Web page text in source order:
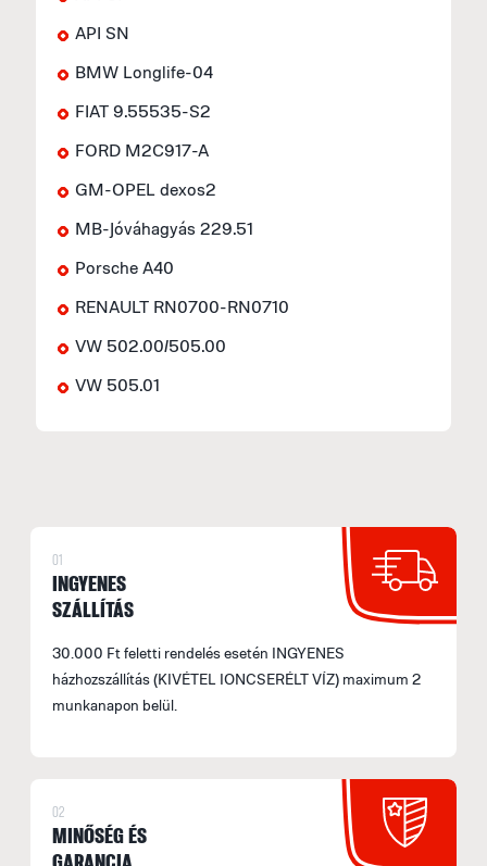
API SN
BMW Longlife-04
FIAT 9.55535-S2
FORD M2C917-A
GM-OPEL dexos2
MB-Jóváhagyás 229.51
Porsche A40
RENAULT RN0700-RN0710
VW 502.00/505.00
VW 505.01
01
INGYENES
SZÁLLÍTÁS
30.000 Ft feletti rendelés esetén INGYENES
házhozszállítás (KIVÉTEL IONCSERÉLT VÍZ) maximum 2
munkanapon belül.
02
MINŐSÉG ÉS